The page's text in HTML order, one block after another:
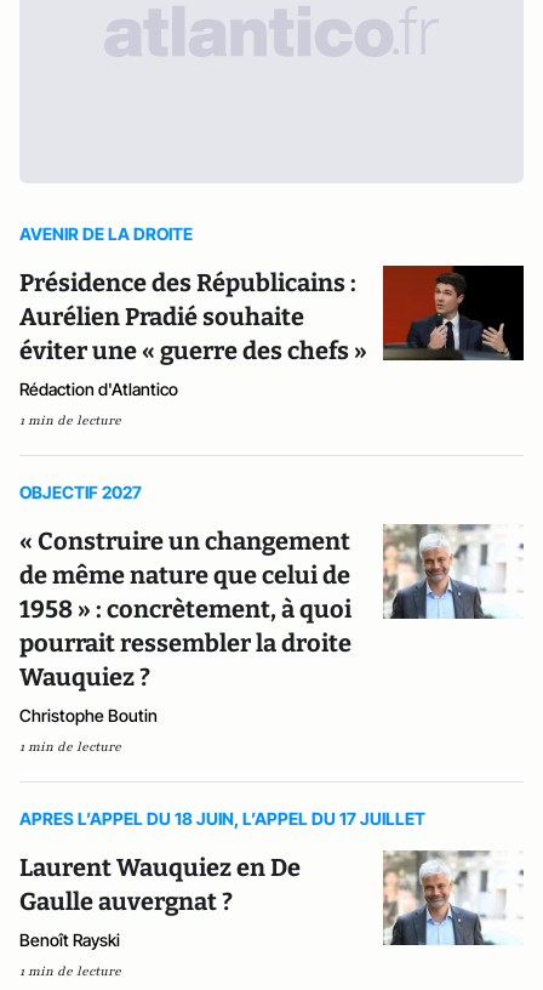
AVENIR DE LA DROITE
Présidence des Républicains :
Aurélien Pradié souhaite
éviter une « guerre des chefs »
Rédaction d'Atlantico
1 min de lecture
OBJECTIF 2027
« Construire un changement
de même nature que celui de
1958 » : concrètement, à quoi
pourrait ressembler la droite
Wauquiez ?
Christophe Boutin
1 min de lecture
APRES L’APPEL DU 18 JUIN, L’APPEL DU 17 JUILLET
Laurent Wauquiez en De
Gaulle auvergnat ?
Benoît Rayski
1 min de lecture